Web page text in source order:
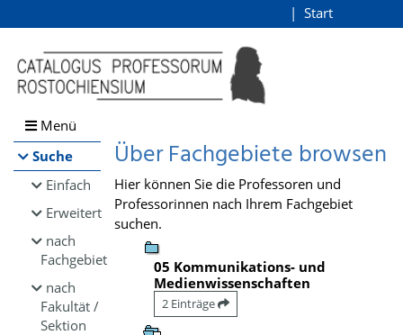
Browsen
direkt zum Inhalt
Start
Menü
Suche
Einfach
Erweitert
nach
Fachgebiet
nach
Fakultät /
Sektion
Über Fachgebiete browsen
Hier können Sie die Professoren und
Professorinnen nach Ihrem Fachgebiet
suchen.
05 Kommunikations- und
Medienwissenschaften
2 Einträge